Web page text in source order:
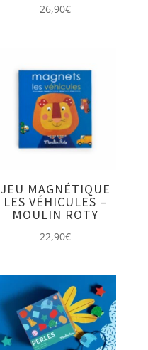
26,90€
JEU MAGNÉTIQUE
LES VÉHICULES –
MOULIN ROTY
22,90€